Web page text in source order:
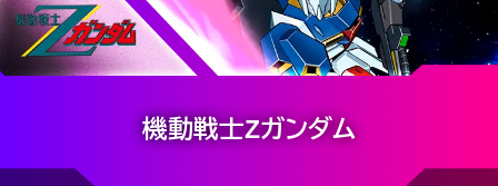
CHARACTER
機動戦士Ζガンダム